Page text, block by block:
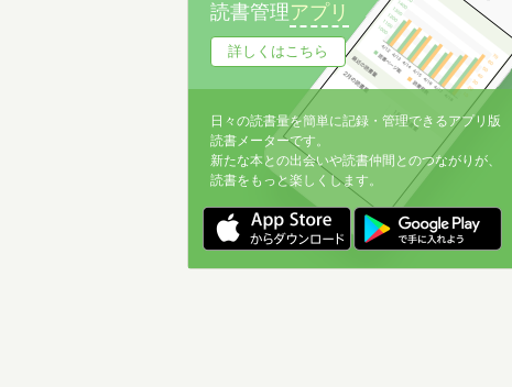
読書管理アプリ
詳しくはこちら
日々の読書量を簡単に記録・管理できるアプリ版
読書メーターです。
新たな本との出会いや読書仲間とのつながりが、
読書をもっと楽しくします。